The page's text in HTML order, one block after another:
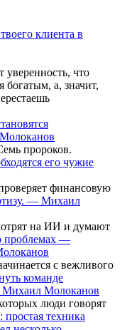
клиента в
уверенность, что
богатым, а, значит,
пророков.
его чужие
финансовую
— Михаил
на ИИ и думают
о проблемах —
с вежливого
команде
Михаил Молоканов
люди говорят
техника